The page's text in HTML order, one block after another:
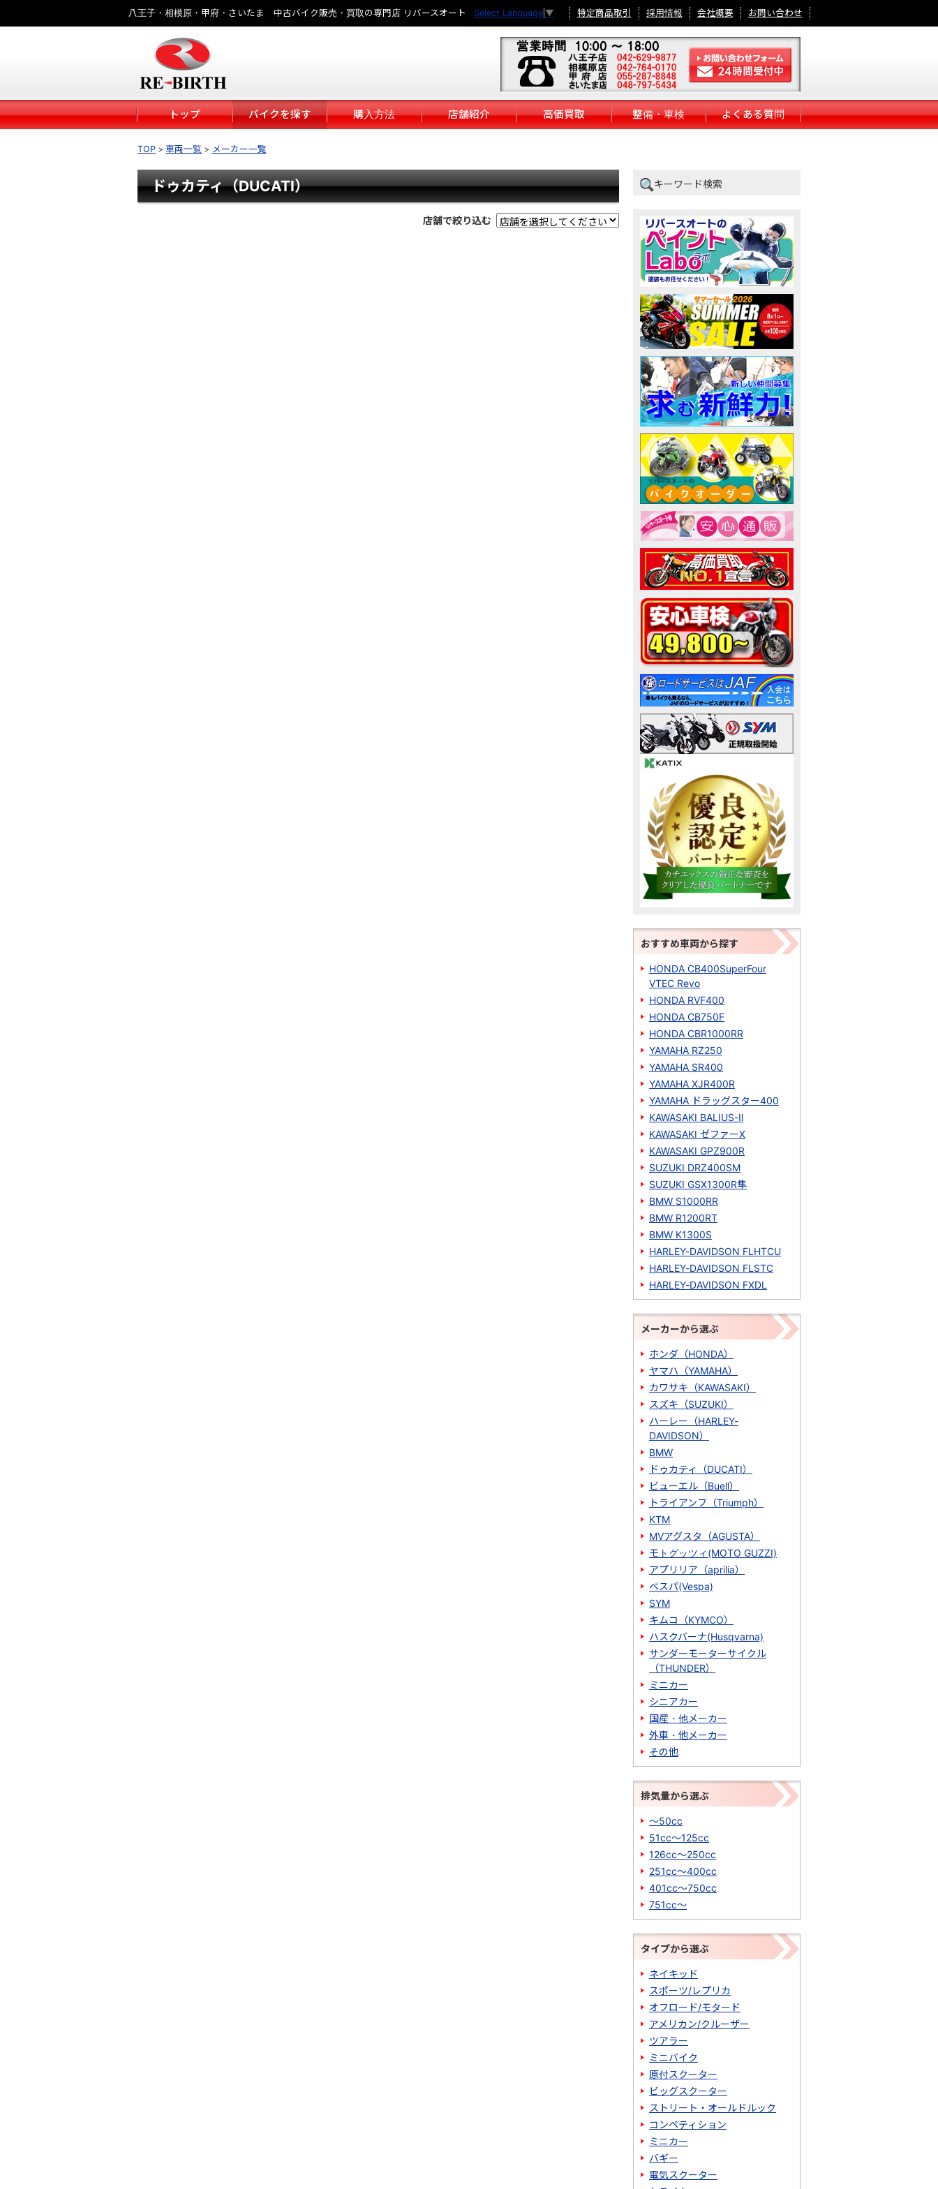
八王子・相模原・甲府・さいたま 中古バイク販売・買取の専門店 リバースオート Select Language ▼ 特定商品取引 採用情報 会社概要 お問い合わせ
トップ バイクを探す 購入方法 店舗紹介 高価買取 整備・車検 よくある質問
TOP 車両一覧 メーカー一覧
ドゥカティ（DUCATI）
店舗で絞り込む
キーワード検索
おすすめ車両から探す
HONDA CB400SuperFour
VTEC Revo
HONDA RVF400
HONDA CB750F
HONDA CBR1000RR
YAMAHA RZ250
YAMAHA SR400
YAMAHA XJR400R
YAMAHA ドラッグスター400
KAWASAKI BALIUS-Ⅱ
KAWASAKI ゼファーΧ
KAWASAKI GPZ900R
SUZUKI DRZ400SM
SUZUKI GSX1300R隼
BMW S1000RR
BMW R1200RT
BMW K1300S
HARLEY-DAVIDSON FLHTCU
HARLEY-DAVIDSON FLSTC
HARLEY-DAVIDSON FXDL
メーカーから選ぶ
ホンダ（HONDA）
ヤマハ（YAMAHA）
カワサキ（KAWASAKI）
スズキ（SUZUKI）
ハーレー（HARLEY-
DAVIDSON）
BMW
ドゥカティ（DUCATI）
ビューエル（Buell）
トライアンフ（Triumph）
KTM
MVアグスタ（AGUSTA）
モトグッツィ(MOTO GUZZI)
アプリリア（aprilia）
ベスパ(Vespa)
SYM
キムコ（KYMCO）
ハスクバーナ(Husqvarna)
サンダーモーターサイクル
（THUNDER）
ミニカー
シニアカー
国産・他メーカー
外車・他メーカー
その他
排気量から選ぶ
～50cc
51cc～125cc
126cc～250cc
251cc～400cc
401cc～750cc
751cc～
タイプから選ぶ
ネイキッド
スポーツ/レプリカ
オフロード/モタード
アメリカン/クルーザー
ツアラー
ミニバイク
原付スクーター
ビッグスクーター
ストリート・オールドルック
コンペティション
ミニカー
バギー
電気スクーター